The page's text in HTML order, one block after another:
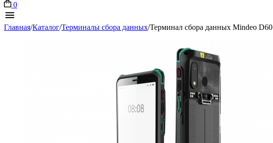
0
Главная/Каталог/Терминалы сбора данных/Терминал сбора данных Mindeo D60